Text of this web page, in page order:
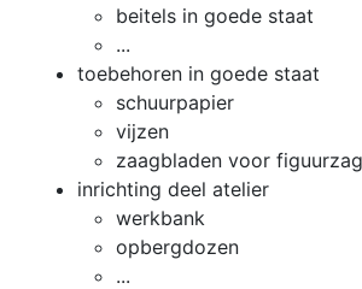
beitels in goede staat
...
toebehoren in goede staat
schuurpapier
vijzen
zaagbladen voor
inrichting deel atelier
werkbank
opbergdozen
...